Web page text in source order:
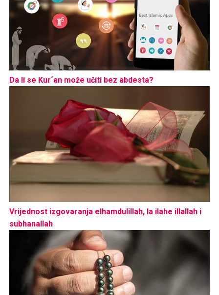
Da li se Kur´an može učiti bez abdesta?
Vrijednost izgovaranja elhamdulillah, la ilahe illallah i
subhanallah